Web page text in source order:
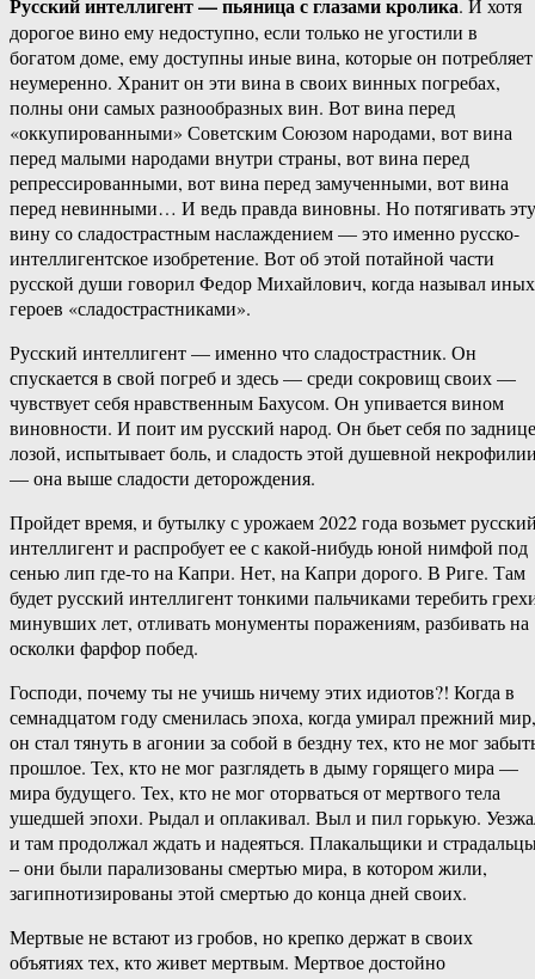
Русский интеллигент — пьяница с глазами кролика. И хотя
дорогое вино ему недоступно, если только не угостили в
богатом доме, ему доступны иные вина, которые он потребляет
неумеренно. Хранит он эти вина в своих винных погребах,
полны они самых разнообразных вин. Вот вина перед
«оккупированными» Советским Союзом народами, вот вина
перед малыми народами внутри страны, вот вина перед
репрессированными, вот вина перед замученными, вот вина
перед невинными… И ведь правда виновны. Но потягивать эту
вину со сладострастным наслаждением — это именно русско-
интеллигентское изобретение. Вот об этой потайной части
русской души говорил Федор Михайлович, когда называл иных
героев «сладострастниками».
Русский интеллигент — именно что сладострастник. Он
спускается в свой погреб и здесь — среди сокровищ своих —
чувствует себя нравственным Бахусом. Он упивается вином
виновности. И поит им русский народ. Он бьет себя по заднице
лозой, испытывает боль, и сладость этой душевной
— она выше сладости деторождения.
Пройдет время, и бутылку с урожаем 2022 года возьмет
интеллигент и распробует ее с какой-нибудь юной нимфой под
сенью лип где-то на Капри. Нет, на Капри дорого. В Риге. Там
будет русский интеллигент тонкими пальчиками теребить
минувших лет, отливать монументы поражениям, разбивать на
осколки фарфор побед.
Господи, почему ты не учишь ничему этих идиотов?! Когда в
семнадцатом году сменилась эпоха, когда умирал прежний мир,
он стал тянуть в агонии за собой в бездну тех, кто не мог
прошлое. Тех, кто не мог разглядеть в дыму горящего мира —
мира будущего. Тех, кто не мог оторваться от мертвого тела
ушедшей эпохи. Рыдал и оплакивал. Выл и пил горькую.
и там продолжал ждать и надеяться. Плакальщики и
– они были парализованы смертью мира, в котором жили,
загипнотизированы этой смертью до конца дней своих.
Мертвые не встают из гробов, но крепко держат в своих
объятиях тех, кто живет мертвым. Мертвое достойно